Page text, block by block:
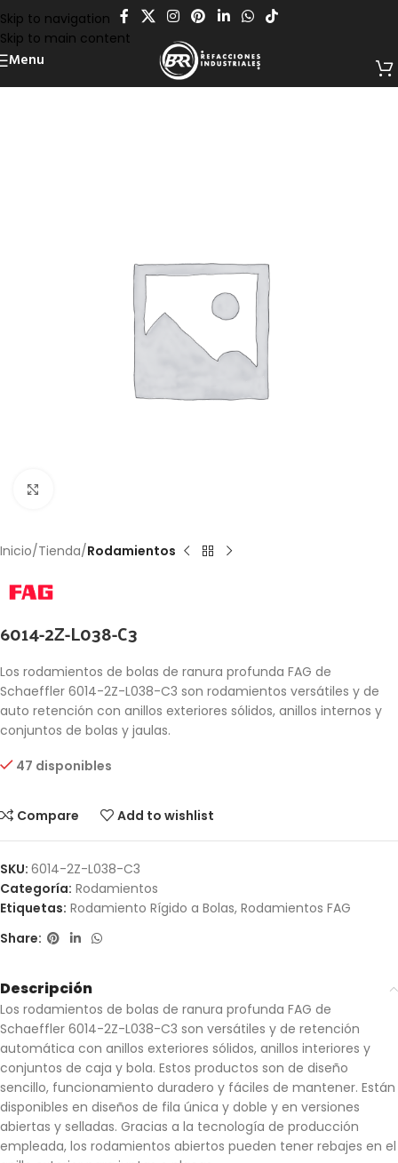
Skip to navigation
Skip to main content
Menu
Inicio Tienda Rodamientos
6014-2Z-L038-C3
Los rodamientos de bolas de ranura profunda FAG de
Schaeffler 6014-2Z-L038-C3 son rodamientos versátiles y de
auto retención con anillos exteriores sólidos, anillos internos y
conjuntos de bolas y jaulas.
47 disponibles
Compare Add to wishlist
SKU: 6014-2Z-L038-C3
Categoría: Rodamientos
Etiquetas: Rodamiento Rígido a Bolas, Rodamientos FAG
Share:
Descripción
Los rodamientos de bolas de ranura profunda FAG de
Schaeffler 6014-2Z-L038-C3 son versátiles y de retención
automática con anillos exteriores sólidos, anillos interiores y
conjuntos de caja y bola. Estos productos son de diseño
sencillo, funcionamiento duradero y fáciles de mantener. Están
disponibles en diseños de fila única y doble y en versiones
abiertas y selladas. Gracias a la tecnología de producción
empleada, los rodamientos abiertos pueden tener rebajes en el